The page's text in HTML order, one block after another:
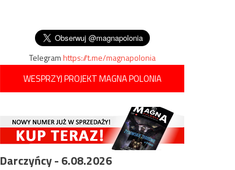
Telegramhttps://t.me/magnapolonia
WESPRZYJ PROJEKT MAGNA POLONIA
Darczyńcy - 6.08.2026